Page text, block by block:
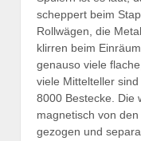
scheppert beim
Rollwägen, die
klirren beim
genauso viele
viele Mittelteller
8000 Bestecke. Die
magnetisch von den
gezogen und